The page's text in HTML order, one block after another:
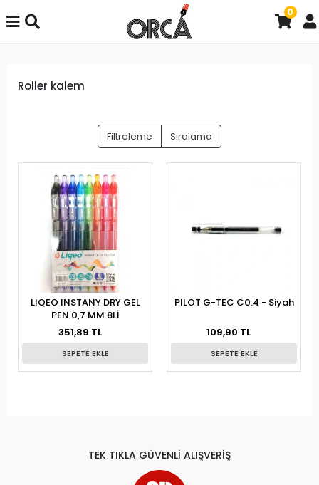
0
Roller kalem
Filtreleme Sıralama
LIQEO INSTANY DRY GEL
PEN 0,7 MM 8Lİ
351,89 TL
SEPETE EKLE
PILOT G-TEC C0.4 - Siyah
109,90 TL
SEPETE EKLE
TEK TIKLA GÜVENLİ ALIŞVERİŞ